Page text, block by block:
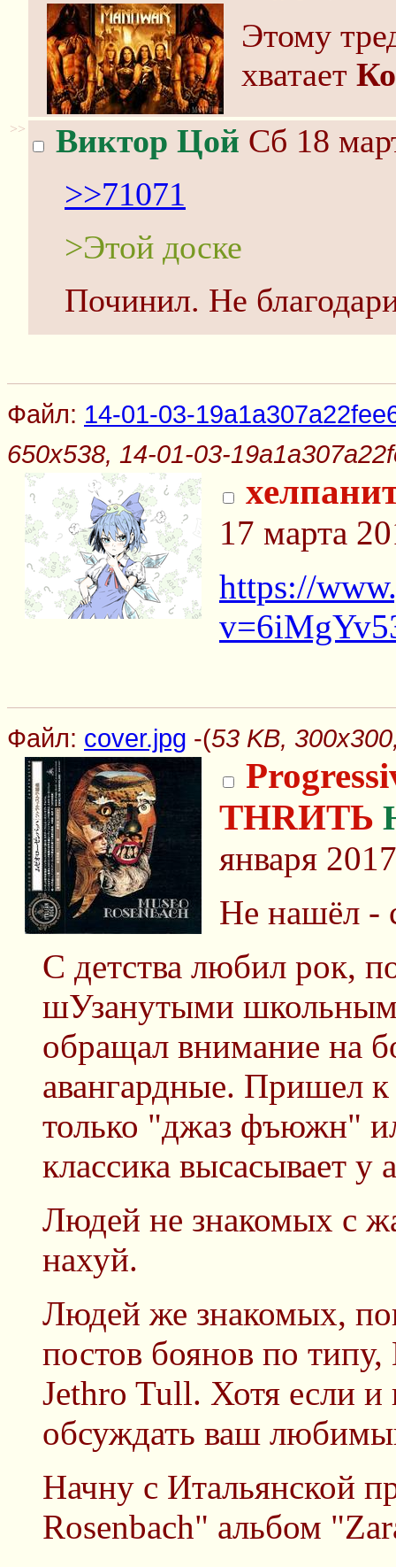
Этому
хватает
>> Виктор Цой Сб 18
>>71071
>Этой доске
Починил. Не
Файл: 14-01-03-
650x538, 14-01-03-
17 марта
https://
Файл: cover.jpg -(53 KB,
THRИТЬ
января
Не нашёл -
С детства любил рок,
шУзанутыми
обращал внимание на
авангардные. Пришел
только "джаз фъюжн"
классика высасывает у
Людей не знакомых с
нахуй.
Людей же знакомых,
постов боянов по
Jethro Tull. Хотя если и
обсуждать ваш
Начну с Итальянской
Rosenbach" альбом